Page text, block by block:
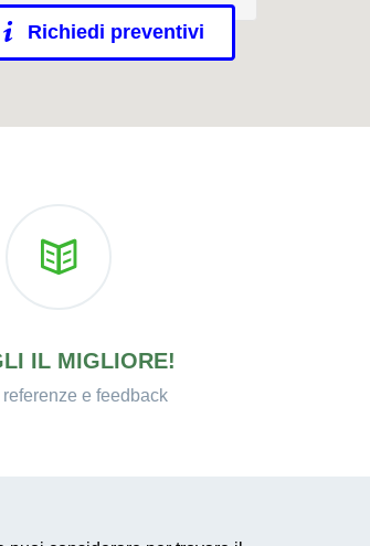
Richiedi preventivi
IL MIGLIORE!
e feedback